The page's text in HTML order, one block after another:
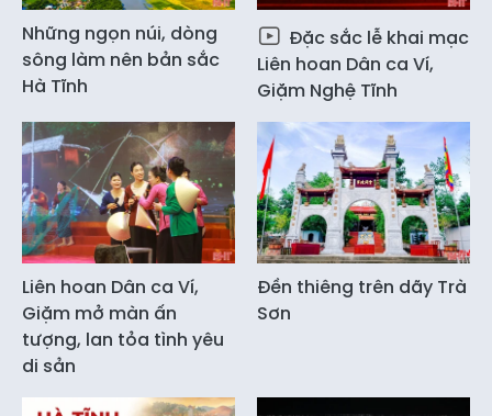
Những ngọn núi, dòng
sông làm nên bản sắc
Hà Tĩnh
Đặc sắc lễ khai mạc
Liên hoan Dân ca Ví,
Giặm Nghệ Tĩnh
Liên hoan Dân ca Ví,
Giặm mở màn ấn
tượng, lan tỏa tình yêu
di sản
Đền thiêng trên dãy Trà
Sơn